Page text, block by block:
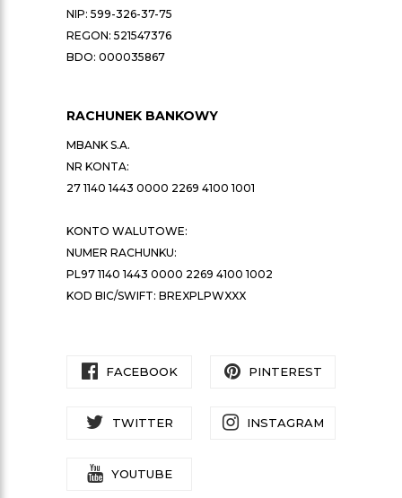
NIP: 599-326-37-75
REGON: 521547376
BDO: 000035867
RACHUNEK BANKOWY
MBANK S.A.
NR KONTA:
27 1140 1443 0000 2269 4100 1001
KONTO WALUTOWE:
NUMER RACHUNKU:
PL97 1140 1443 0000 2269 4100 1002
KOD BIC/SWIFT: BREXPLPWXXX
FACEBOOK PINTEREST
TWITTER INSTAGRAM
YOUTUBE